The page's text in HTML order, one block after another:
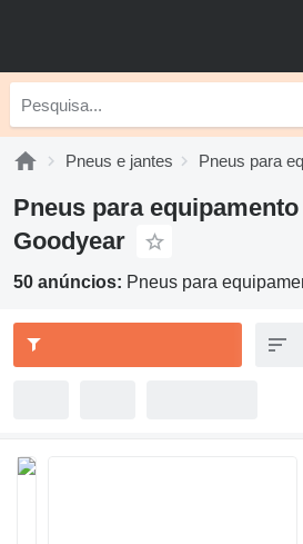
Pneus e jantes Pneus para
Pneus para
Goodyear
50 anúncios: Pneus para